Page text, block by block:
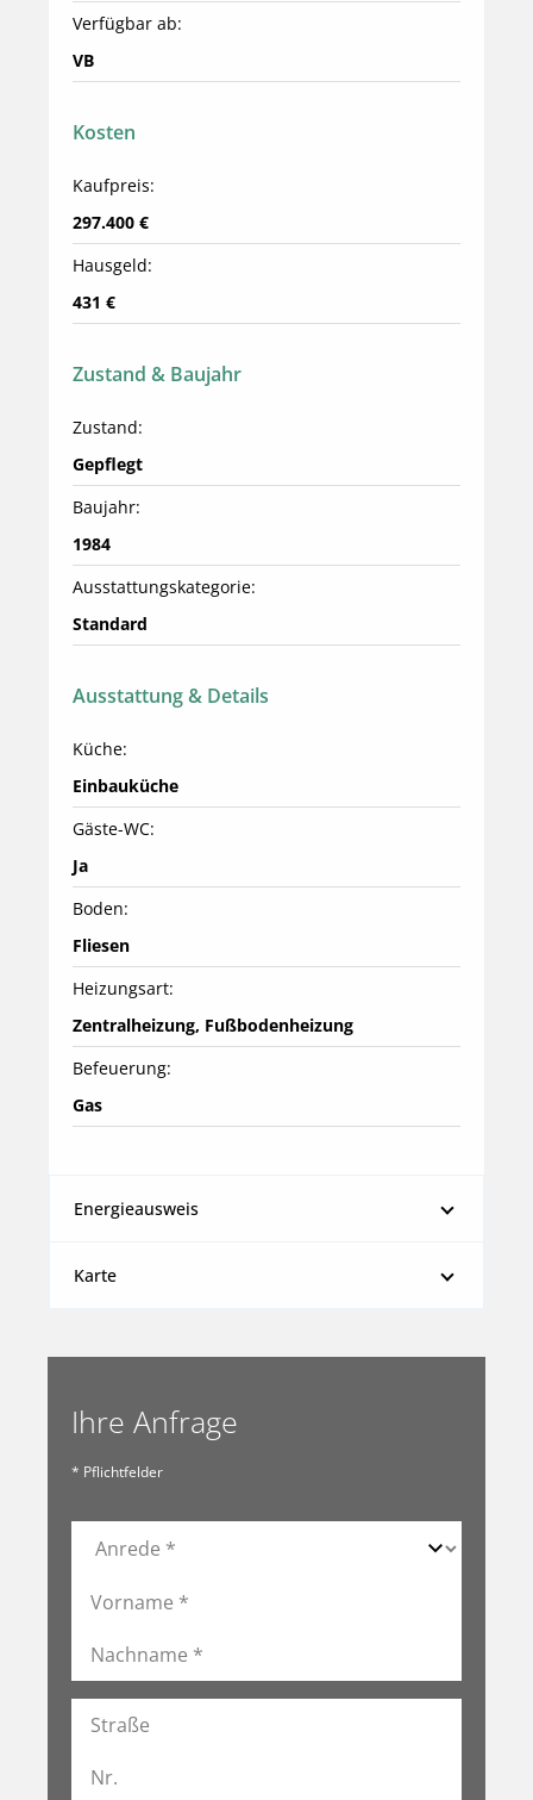
Verfügbar ab:
VB
Kosten
Kaufpreis:
297.400 €
Hausgeld:
431 €
Zustand & Baujahr
Zustand:
Gepflegt
Baujahr:
1984
Ausstattungskategorie:
Standard
Ausstattung & Details
Küche:
Einbauküche
Gäste-WC:
Ja
Boden:
Fliesen
Heizungsart:
Zentralheizung, Fußbodenheizung
Befeuerung:
Gas
Energieausweis
Karte
Ihre Anfrage
* Pflichtfelder